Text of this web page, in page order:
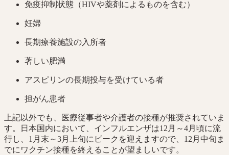
免疫抑制状態（HIVや薬剤によるものを含む）
妊婦
長期療養施設の入所者
著しい肥満
アスピリンの長期投与を受けている者
担がん患者
上記以外でも、医療従事者や介護者の接種が推奨されていま
す。日本国内において、インフルエンザは12月～4月頃に流
行し、1月末～3月上旬にピークを迎えますので、12月中旬ま
でにワクチン接種を終えることが望ましいです。